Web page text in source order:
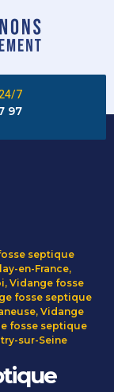
7
97
septique
en-France,
, Vidange fosse
fosse septique
, Vidange
fosse septique
sur-Seine